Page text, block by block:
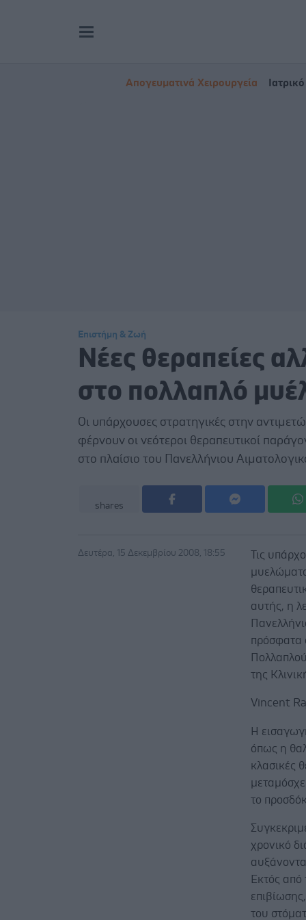
Απογευματινά Χειρουργεία
Επιστήμη & Ζωή
Νέες θεραπείες
στο πολλαπλό
Οι υπάρχουσες στρατηγικές στην
φέρνουν οι νεότεροι θεραπευτικοί
στο πλαίσιο του Πανελλήνιου
shares
Δευτέρα, 15 Δεκεμβρίου 2008, 18:55
Τις
αυτής, η
πρόσφατα
της
Vincent
Η
όπως η
κλασικές
το
χρονικό
Εκτός από
του